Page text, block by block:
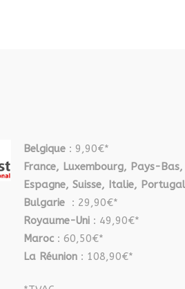
Belgique : 9,90€*
France, Luxembourg, Pays-
Espagne, Suisse, Italie,
Bulgarie
: 29,90€*
Royaume-Uni : 49,90€*
Maroc : 60,50€*
La Réunion : 108,90€*